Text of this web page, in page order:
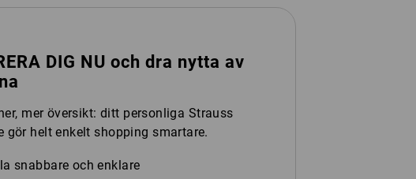
DIG NU och dra nytta av
mer översikt: ditt personliga Strauss
gör helt enkelt shopping smartare.
snabbare och enklare